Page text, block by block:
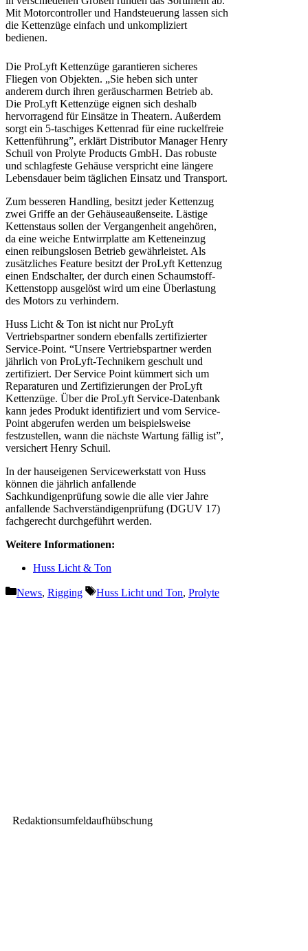
Mit Motorcontroller und Handsteuerung lassen sich
die Kettenzüge einfach und unkompliziert
bedienen.
Die ProLyft Kettenzüge garantieren sicheres
Fliegen von Objekten. „Sie heben sich unter
anderem durch ihren geräuscharmen Betrieb ab.
Die ProLyft Kettenzüge eignen sich deshalb
hervorragend für Einsätze in Theatern. Außerdem
sorgt ein 5-taschiges Kettenrad für eine ruckelfreie
Kettenführung”, erklärt Distributor Manager Henry
Schuil von Prolyte Products GmbH. Das robuste
und schlagfeste Gehäuse verspricht eine längere
Lebensdauer beim täglichen Einsatz und Transport.
Zum besseren Handling, besitzt jeder Kettenzug
zwei Griffe an der Gehäuseaußenseite. Lästige
Kettenstaus sollen der Vergangenheit angehören,
da eine weiche Entwirrplatte am Ketteneinzug
einen reibungslosen Betrieb gewährleistet. Als
zusätzliches Feature besitzt der ProLyft Kettenzug
einen Endschalter, der durch einen Schaumstoff-
Kettenstopp ausgelöst wird um eine Überlastung
des Motors zu verhindern.
Huss Licht & Ton ist nicht nur ProLyft
Vertriebspartner sondern ebenfalls zertifizierter
Service-Point. “Unsere Vertriebspartner werden
jährlich von ProLyft-Technikern geschult und
zertifiziert. Der Service Point kümmert sich um
Reparaturen und Zertifizierungen der ProLyft
Kettenzüge. Über die ProLyft Service-Datenbank
kann jedes Produkt identifiziert und vom Service-
Point abgerufen werden um beispielsweise
festzustellen, wann die nächste Wartung fällig ist”,
versichert Henry Schuil.
In der hauseigenen Servicewerkstatt von Huss
können die jährlich anfallende
Sachkundigenprüfung sowie die alle vier Jahre
anfallende Sachverständigenprüfung (DGUV 17)
fachgerecht durchgeführt werden.
Weitere Informationen:
Huss Licht & Ton
Kategorien
News, Rigging Schlagwörter
Huss Licht und Ton, Prolyte
Redaktionsumfeldaufhübschung